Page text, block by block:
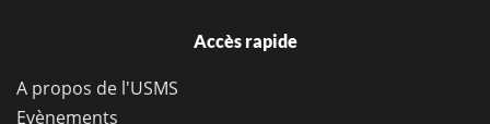
Accès rapide
A propos de l'USMS
Evènements